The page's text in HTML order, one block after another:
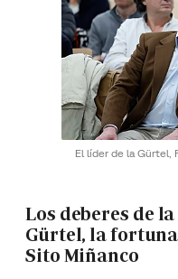
El líder de la Gürtel,
Los deberes de
Gürtel, la
Sito Miñanco